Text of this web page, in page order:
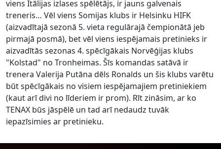
viens Itālijas izlases spēlētājs, ir jauns galvenais
treneris… Vēl viens Somijas klubs ir Helsinku HIFK
(aizvadītajā sezonā 5. vieta regulārajā čempionātā jeb
pirmajā posmā), bet vēl viens iespējamais pretinieks ir
aizvadītās sezonas 4. spēcīgākais Norvēģijas klubs
"Kolstad" no Tronheimas. Šīs komandas satāvā ir
trenera Valerija Putāna dēls Ronalds un šis klubs varētu
būt spēcīgākais no visiem iespējamajiem pretiniekiem
(kaut arī divi no līderiem ir prom). Rīt zināsim, ar ko
TENAX būs jāspēlē un tad arī nedaudz tuvāk
iepazīsimies ar pretinieku.